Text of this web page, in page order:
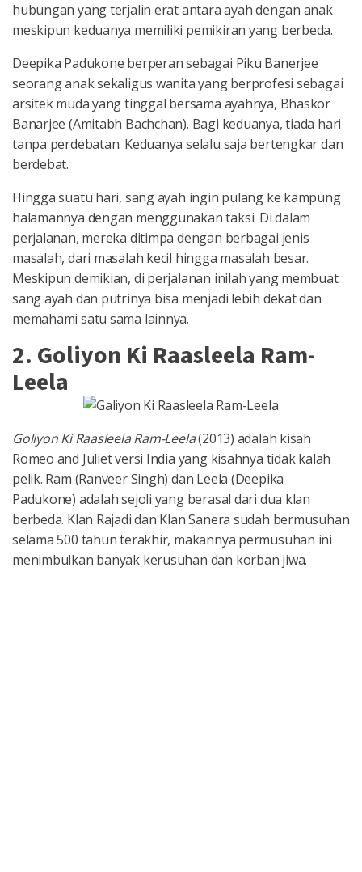
hubungan yang terjalin erat antara ayah dengan anak
meskipun keduanya memiliki pemikiran yang berbeda.
Deepika Padukone berperan sebagai Piku Banerjee
seorang anak sekaligus wanita yang berprofesi sebagai
arsitek muda yang tinggal bersama ayahnya, Bhaskor
Banarjee (Amitabh Bachchan). Bagi keduanya, tiada hari
tanpa perdebatan. Keduanya selalu saja bertengkar dan
berdebat.
Hingga suatu hari, sang ayah ingin pulang ke kampung
halamannya dengan menggunakan taksi. Di dalam
perjalanan, mereka ditimpa dengan berbagai jenis
masalah, dari masalah kecil hingga masalah besar.
Meskipun demikian, di perjalanan inilah yang membuat
sang ayah dan putrinya bisa menjadi lebih dekat dan
memahami satu sama lainnya.
2. Goliyon Ki Raasleela Ram-
Leela
Goliyon Ki Raasleela Ram-Leela(2013) adalah kisah
Romeo and Juliet versi India yang kisahnya tidak kalah
pelik. Ram (Ranveer Singh) dan Leela (Deepika
Padukone) adalah sejoli yang berasal dari dua klan
berbeda. Klan Rajadi dan Klan Sanera sudah bermusuhan
selama 500 tahun terakhir, makannya permusuhan ini
menimbulkan banyak kerusuhan dan korban jiwa.